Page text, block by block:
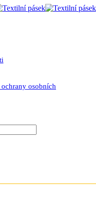
ochrany osobních